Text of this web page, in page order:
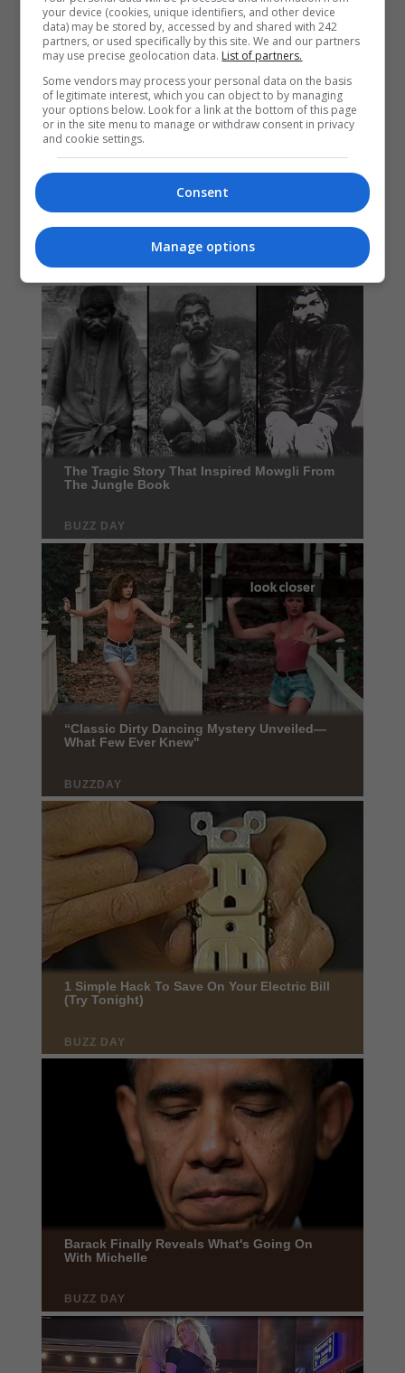
your device (cookies, unique identifiers, and other device
data) may be stored by, accessed by and shared with 242
partners, or used specifically by this site. We and our partners
may use precise geolocation data. List of partners.
Some vendors may process your personal data on the basis
of legitimate interest, which you can object to by managing
your options below. Look for a link at the bottom of this page
or in the site menu to manage or withdraw consent in privacy
and cookie settings.
Consent
Manage options